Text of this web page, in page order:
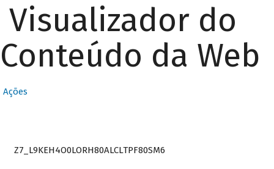
Visualizador do
Conteúdo da Web
Ações
Z7_L9KEH4O0LORH80ALCLTPF80SM6